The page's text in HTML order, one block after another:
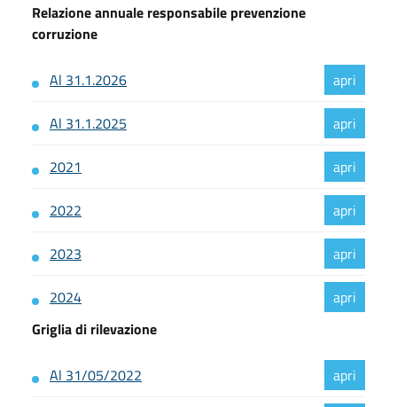
Relazione annuale responsabile prevenzione
corruzione
Al 31.1.2026
Al 31.1.2025
2021
2022
2023
2024
Griglia di rilevazione
Al 31/05/2022